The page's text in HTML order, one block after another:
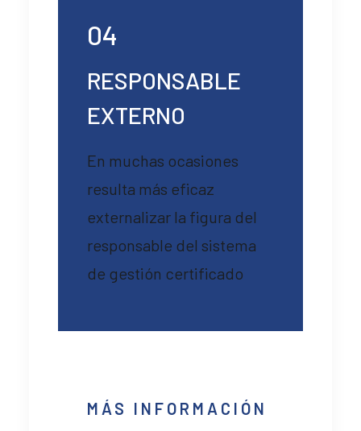
04
RESPONSABLE
EXTERNO
En muchas ocasiones
resulta más eficaz
externalizar la figura del
responsable del sistema
de gestión certificado
MÁS INFORMACIÓN